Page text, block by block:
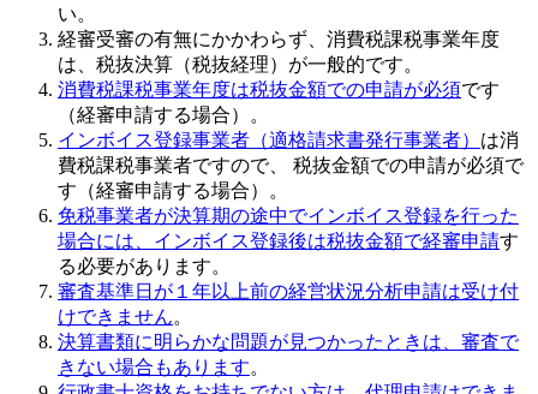
い。
経審受審の有無にかかわらず、 消費税課税事業年度
は、税抜決算（税抜経理）が一般的です。
消費税課税事業年度は税抜金額での申請が必須です
（経審申請する場合）。
インボイス登録事業者（適格請求書発行事業者） は消
費税課税事業者ですので、 税抜金額での申請が必須で
す（経審申請する場合）。
免税事業者が決算期の途中でインボイス登録を行った
場合には、インボイス登録後は税抜金額で経審申請す
る必要があります。
審査基準日が１年以上前の経営状況分析申請は受け付
けできません。
決算書類に明らかな問題が見つかったときは、審査で
きない場合もあります。